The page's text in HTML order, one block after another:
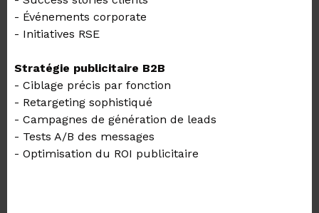
- Événements corporate
- Initiatives RSE
Stratégie publicitaire B2B
- Ciblage précis par fonction
- Retargeting sophistiqué
- Campagnes de génération de leads
- Tests A/B des messages
- Optimisation du ROI publicitaire